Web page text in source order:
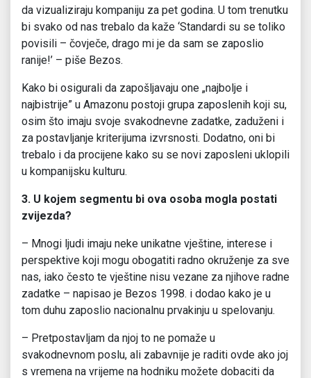
da vizualiziraju kompaniju za pet godina. U tom trenutku
bi svako od nas trebalo da kaže ‘Standardi su se toliko
povisili – čovječe, drago mi je da sam se zaposlio
ranije!’ – piše Bezos.
Kako bi osigurali da zapošljavaju one „najbolje i
najbistrije” u Amazonu postoji grupa zaposlenih koji su,
osim što imaju svoje svakodnevne zadatke, zaduženi i
za postavljanje kriterijuma izvrsnosti. Dodatno, oni bi
trebalo i da procijene kako su se novi zaposleni uklopili
u kompanijsku kulturu.
3. U kojem segmentu bi ova osoba mogla postati
zvijezda?
– Mnogi ljudi imaju neke unikatne vještine, interese i
perspektive koji mogu obogatiti radno okruženje za sve
nas, iako često te vještine nisu vezane za njihove radne
zadatke – napisao je Bezos 1998. i dodao kako je u
tom duhu zaposlio nacionalnu prvakinju u spelovanju.
– Pretpostavljam da njoj to ne pomaže u
svakodnevnom poslu, ali zabavnije je raditi ovde ako joj
s vremena na vrijeme na hodniku možete dobaciti da